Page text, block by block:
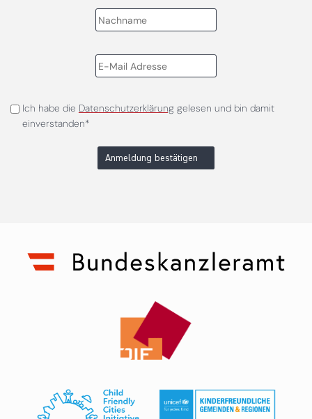
Ich habe die Datenschutzerklärunggelesen und bin damit
einverstanden*
Anmeldung bestätigen